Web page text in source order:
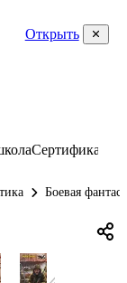
Открыть
Сертификаты
Боевая